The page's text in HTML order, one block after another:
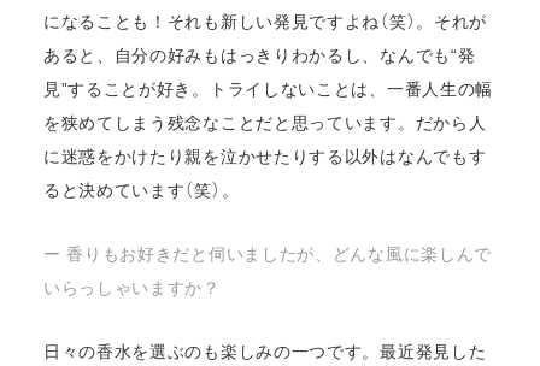
になることも！それも新しい発見ですよね（笑）。それが
あると、自分の好みもはっきりわかるし、なんでも“発
見”することが好き。トライしないことは、一番人生の幅
を狭めてしまう残念なことだと思っています。だから人
に迷惑をかけたり親を泣かせたりする以外はなんでもす
ると決めています（笑）。
ー 香りもお好きだと伺いましたが、どんな風に楽しんで
いらっしゃいますか？
日々の香水を選ぶのも楽しみの一つです。最近発見した